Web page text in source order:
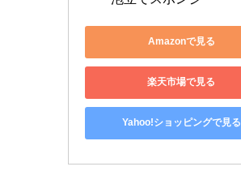
Amazonで見る
楽天市場で見る
Yahoo!ショッピングで見る